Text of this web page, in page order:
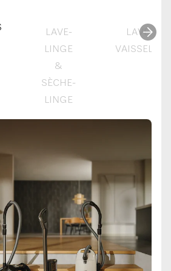
LAVE-
LINGE
&
SÈCHE-
LINGE
LAVE-
VAISSELLE